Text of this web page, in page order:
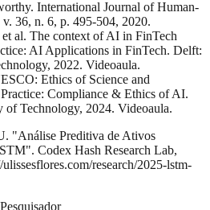
International Journal of Human-
36, n. 6, p. 495-504, 2020.
al. The context of AI in FinTech
AI Applications in FinTech. Delft:
2022. Videoaula.
Ethics of Science and
Compliance & Ethics of AI.
Technology, 2024. Videoaula.
"Análise Preditiva de Ativos
". Codex Hash Research Lab,
ulissesflores.com/research/2025-lstm-